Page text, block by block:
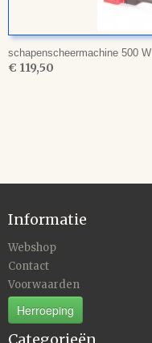
schapenscheermachine 500 W
€ 119,50
Informatie
Webshop
Contact
Voorwaarden
Herroeping